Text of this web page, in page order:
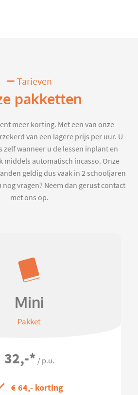
Tarieven
pakketten
meer korting. Met een van onze
van een lagere prijs per uur. U
zelf wanneer u de lessen inplant en
middels automatisch incasso. Onze
geldig dus vaak in 2 schooljaren
vragen? Neem dan gerust contact
met ons op.
Mini
Pakket
32,-* / p.u.
€ 64,- korting